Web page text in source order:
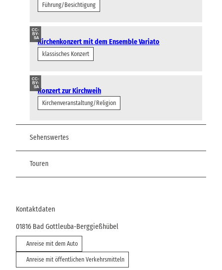
Führung/Besichtigung
CC-
BY-
SAKirchenkonzert mit dem Ensemble Variato
klassisches Konzert
CC-
BY-
SAKonzert zur Kirchweih
Kirchenveranstaltung/Religion
Sehenswertes
Touren
Kontaktdaten
01816 Bad Gottleuba-Berggießhübel
Anreise mit dem Auto
Anreise mit öffentlichen Verkehrsmitteln